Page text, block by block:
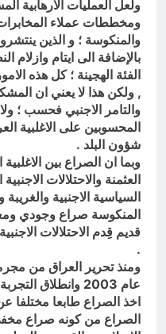
ولعل العمليات الارهابية
ومخططات عملاء المخابرات
والمنكوسة ؛ و الذين
بالإضافة الى ايتام وازلام
الفئة الهجينة ؛ كل هذه
, ولكن هذا لا يعني ان
والتامر الاجنبي فحسب ؛
المحسوبين على الاغلبية
شؤون البلد .
وبما ان الصراع بين الاغلبية
العثمنة والاحتلالات
السياسية الاجنبية والغريبة
المنكوسة صراع وجودي
قديم قِدم الاحتلالات
.
ومنذ تحرير العراق من
عام 2003 وانطلاق
اخذ الصراع طابعا مختلفا
الصراع من كونه صراع